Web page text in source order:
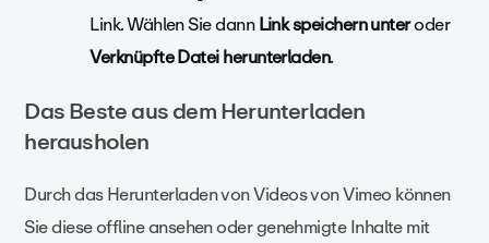
Link. Wählen Sie dannLink speichern unteroder
Verknüpfte Datei herunterladen.
Das Beste aus dem Herunterladen
herausholen
Durch das Herunterladen von Videos von Vimeo können
Sie diese offline ansehen oder genehmigte Inhalte mit